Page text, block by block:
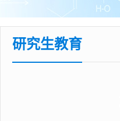
研究生教育